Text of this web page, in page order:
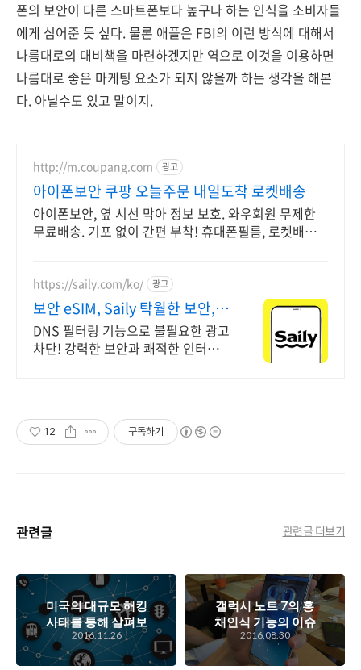
폰의 보안이 다른 스마트폰보다 높구나 하는 인식을 소비자들
에게 심어준 듯 싶다. 물론 애플은 FBI의 이런 방식에 대해서
나름대로의 대비책을 마련하겠지만 역으로 이것을 이용하면
나름대로 좋은 마케팅 요소가 되지 않을까 하는 생각을 해본
다. 아닐수도 있고 말이지.
http://m.coupang.com 광고
아이폰보안 쿠팡 오늘주문 내일도착 로켓배송
아이폰보안, 옆 시선 막아 정보 보호. 와우회원 무제한
무료배송. 기포 없이 간편 부착! 휴대폰필름, 로켓배송
https://saily.com/ko/ 광고
보안 eSIM, Saily 탁월한 보안,
안정적인 연결
DNS 필터링 기능으로 불필요한 광고
차단! 강력한 보안과 쾌적한 인터넷
12 구독하기
관련글 관련글 더보기
미국의 대규모 해킹
사태를 통해 살펴보
는 IoT 보안 및 DNS
보안..
2016.11.26
갤럭시 노트 7의 홍
채인식 기능의 이슈
로 인해 모바일 생채
인증이 대중화되지
2016.08.30